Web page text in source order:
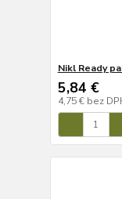
Nikl Ready
5,84 €
4,75 € bez